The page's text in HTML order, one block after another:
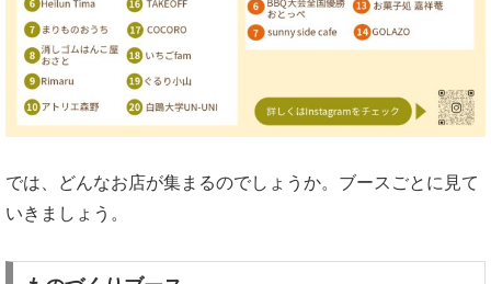
では、どんなお店が集まるのでしょうか。ブースごとに見て
いきましょう。